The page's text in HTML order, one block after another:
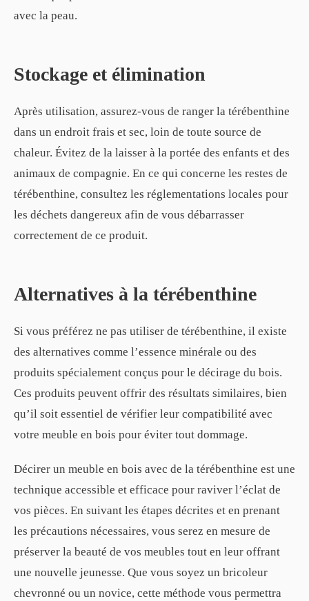
avec la peau.
Stockage et élimination
Après utilisation, assurez-vous de ranger la térébenthine
dans un endroit frais et sec, loin de toute source de
chaleur. Évitez de la laisser à la portée des enfants et des
animaux de compagnie. En ce qui concerne les restes de
térébenthine, consultez les réglementations locales pour
les déchets dangereux afin de vous débarrasser
correctement de ce produit.
Alternatives à la térébenthine
Si vous préférez ne pas utiliser de térébenthine, il existe
des alternatives comme l’essence minérale ou des
produits spécialement conçus pour le décirage du bois.
Ces produits peuvent offrir des résultats similaires, bien
qu’il soit essentiel de vérifier leur compatibilité avec
votre meuble en bois pour éviter tout dommage.
Décirer un meuble en bois avec de la térébenthine est une
technique accessible et efficace pour raviver l’éclat de
vos pièces. En suivant les étapes décrites et en prenant
les précautions nécessaires, vous serez en mesure de
préserver la beauté de vos meubles tout en leur offrant
une nouvelle jeunesse. Que vous soyez un bricoleur
chevronné ou un novice, cette méthode vous permettra